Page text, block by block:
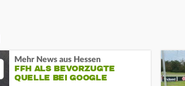
Mehr News aus Hessen
FFH ALS BEVORZUGTE
QUELLE BEI GOOGLE